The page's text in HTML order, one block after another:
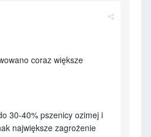
coraz większe
30-40% pszenicy ozimej i
największe zagrożenie